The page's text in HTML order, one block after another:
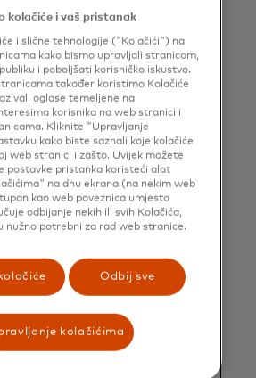
Z (55%) privlače
glazbenika u
43% pronalazi
u manjim
umjetnika u
Slično tome, 44%
gradskom baru,
preferira obroke u
Putovanja i
iskustva među
ih želi isprobati
generacije Z
za proživljavanje
u različitim
lokacijama.
potrošiti više
putovanja.
Z (37% odnosno
kolačiće i vaš pristanak
i slične tehnologije ("Kolačići") na
kako bismo upravljali stranicom,
i poboljšati korisničko iskustvo.
također koristimo Kolačiće
oglase temeljene na
korisnika na web stranici i
Kliknite "Upravljanje
kako biste saznali koje kolačiće
web stranici i zašto. Uvijek možete
postavke pristanka koristeći alat
na dnu ekrana (na nekim web
kao web poveznica umjesto
odbijanje nekih ili svih Kolačića,
nužno potrebni za rad web stranice.
Odbij sve
kolačićima